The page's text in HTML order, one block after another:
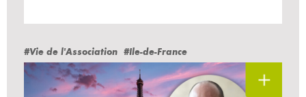
#Vie de l'Association #Ile-de-France